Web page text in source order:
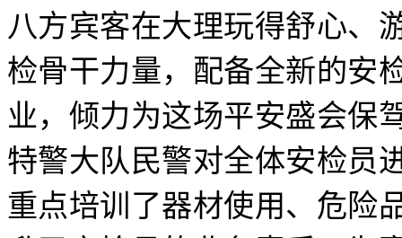
八方宾客在大理玩得舒心、
检骨干力量，配备全新的安
业，倾力为这场平安盛会保
特警大队民警对全体安检员
重点培训了器材使用、危险